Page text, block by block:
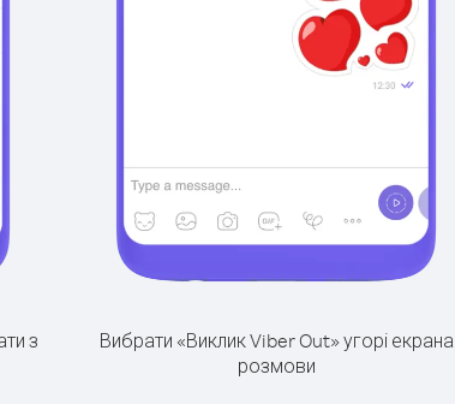
з
Вибрати «Виклик Viber Out» угорі екрана
розмови